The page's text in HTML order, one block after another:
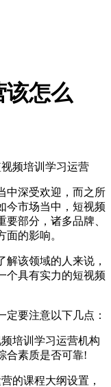
该怎么
频培训学习运营
中深受欢迎，而之所
今市场当中，短视频
部分，诸多品牌、
的影响。
该领域的人来说，
个具有实力的短视频
要注意以下几点：
培训学习运营机构
合素质是否可靠!
的课程大纲设置，